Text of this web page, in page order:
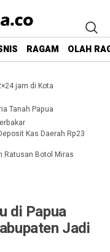
RAGAM OLAH
jam di Kota
Tanah Papua
Kas Daerah Rp23
Ratusan Botol Miras
di Papua
Jadi